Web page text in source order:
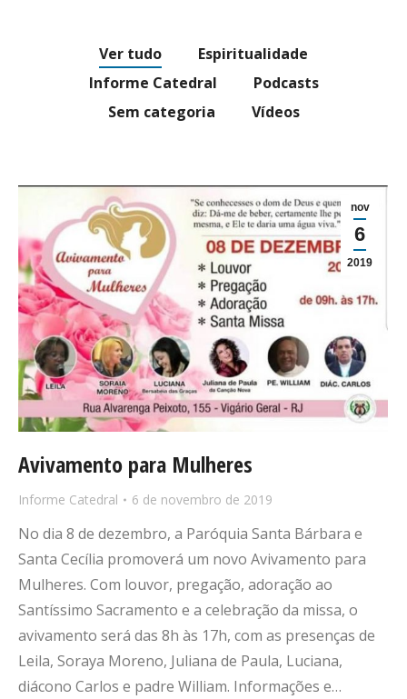
Ver tudo
Espiritualidade
Informe Catedral
Podcasts
Sem categoria
Vídeos
nov
6
2019
Avivamento para Mulheres
Informe Catedral 6 de novembro de 2019
No dia 8 de dezembro, a Paróquia Santa Bárbara e
Santa Cecília promoverá um novo Avivamento para
Mulheres. Com louvor, pregação, adoração ao
Santíssimo Sacramento e a celebração da missa, o
avivamento será das 8h às 17h, com as presenças de
Leila, Soraya Moreno, Juliana de Paula, Luciana,
diácono Carlos e padre William. Informações e…